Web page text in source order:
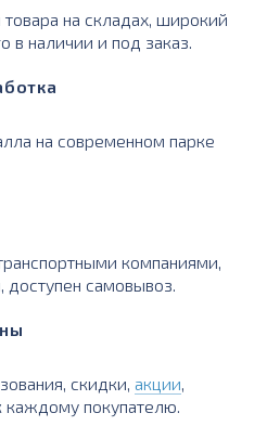
на складах, широкий
в наличии и под заказ.
на современном парке
компаниями,
доступен самовывоз.
скидки, акции,
покупателю.